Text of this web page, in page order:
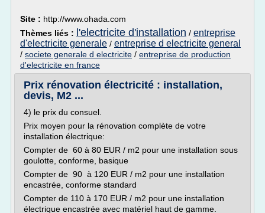
Site : http://www.ohada.com
Thèmes liés :
l'electricite d'installation / entreprise
d'electricite generale / entreprise d electricite general
/ societe generale d electricite / entreprise de production
d'electricite en france
Prix rénovation électricité : installation,
devis, M2 ...
4) le prix du consuel.
Prix moyen pour la rénovation complète de votre
installation électrique:
Compter de 60 à 80 EUR / m2 pour une installation sous
goulotte, conforme, basique
Compter de 90 à 120 EUR / m2 pour une installation
encastrée, conforme standard
Compter de 110 à 170 EUR / m2 pour une installation
électrique encastrée avec matériel haut de gamme.